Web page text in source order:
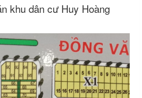
khu dân cư Huy Hoàng